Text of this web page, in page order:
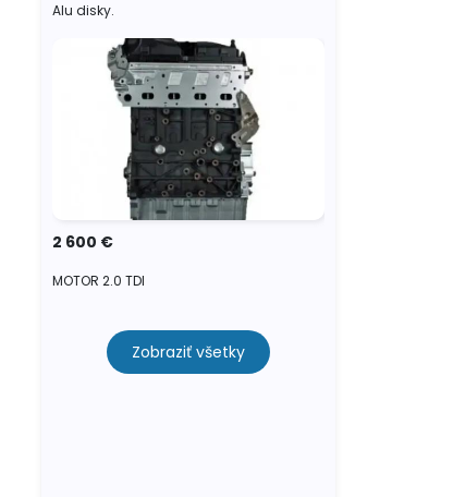
Alu disky.
2 600 €
MOTOR 2.0 TDI
Zobraziť všetky